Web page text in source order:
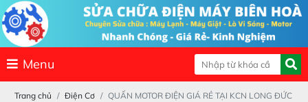
Menu
Trang chủ Điện Cơ QUẤN MOTOR ĐIỆN GIÁ RẺ TẠI KCN LONG ĐỨC